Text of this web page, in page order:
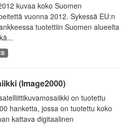
kuvaa koko Suomen
vuonna 2012. Sykessä EU:n
tuotettiin Suomen alueelta
(Image2000)
on tuotettu
hanketta, jossa on tuotettu koko
kattava digitaalinen